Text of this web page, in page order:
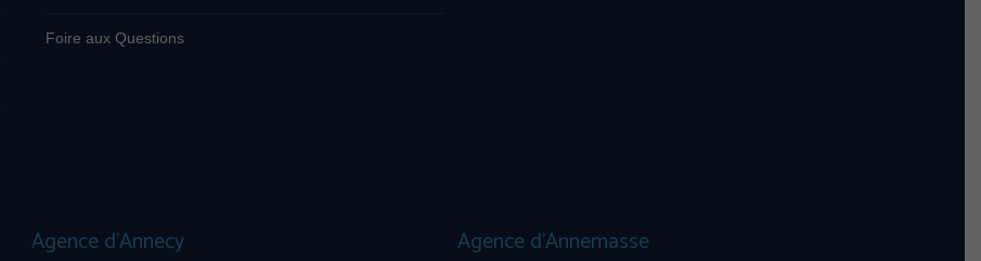
Foire aux Questions
Agence d’Annecy Agence d’Annemasse